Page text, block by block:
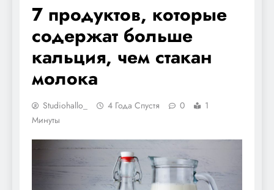
7 продуктов, которые
содержат больше
кальция, чем стакан
молока
Studiohallo_ 4 Года Спустя 0
1
Минуты